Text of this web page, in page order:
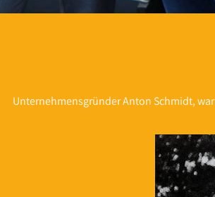
Unternehmensgründer Anton Schmidt,